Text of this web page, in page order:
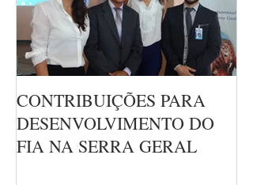
CONTRIBUIÇÕES PARA
DESENVOLVIMENTO DO
FIA NA SERRA GERAL